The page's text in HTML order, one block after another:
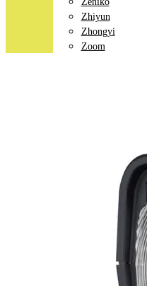
Zhiyun
Zhongyi
Zoom